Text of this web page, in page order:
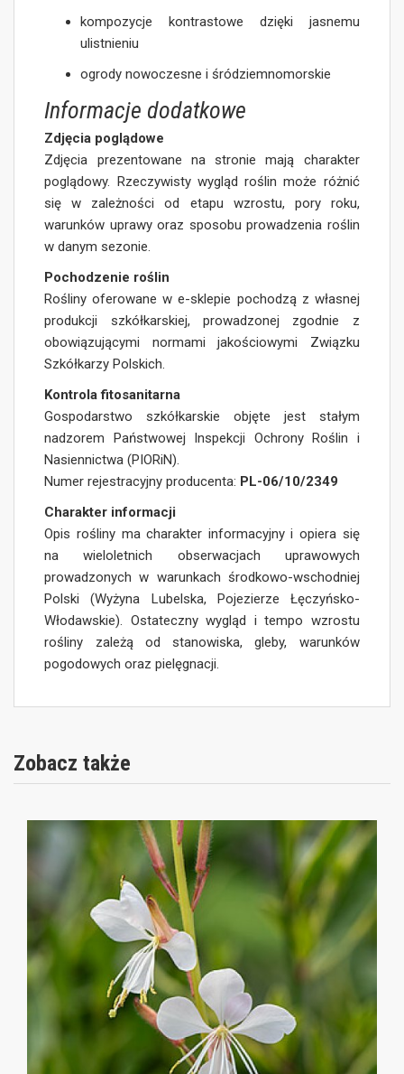
kompozycje kontrastowe dzięki jasnemu
ulistnieniu
ogrody nowoczesne i śródziemnomorskie
Informacje dodatkowe
Zdjęcia poglądowe
Zdjęcia prezentowane na stronie mają charakter
poglądowy. Rzeczywisty wygląd roślin może różnić
się w zależności od etapu wzrostu, pory roku,
warunków uprawy oraz sposobu prowadzenia roślin
w danym sezonie.
Pochodzenie roślin
Rośliny oferowane w e-sklepie pochodzą z własnej
produkcji szkółkarskiej, prowadzonej zgodnie z
obowiązującymi normami jakościowymi Związku
Szkółkarzy Polskich.
Kontrola fitosanitarna
Gospodarstwo szkółkarskie objęte jest stałym
nadzorem Państwowej Inspekcji Ochrony Roślin i
Nasiennictwa (PIORiN).
Numer rejestracyjny producenta: PL-06/10/2349
Charakter informacji
Opis rośliny ma charakter informacyjny i opiera się
na wieloletnich obserwacjach uprawowych
prowadzonych w warunkach środkowo-wschodniej
Polski (Wyżyna Lubelska, Pojezierze Łęczyńsko-
Włodawskie). Ostateczny wygląd i tempo wzrostu
rośliny zależą od stanowiska, gleby, warunków
pogodowych oraz pielęgnacji.
Zobacz także